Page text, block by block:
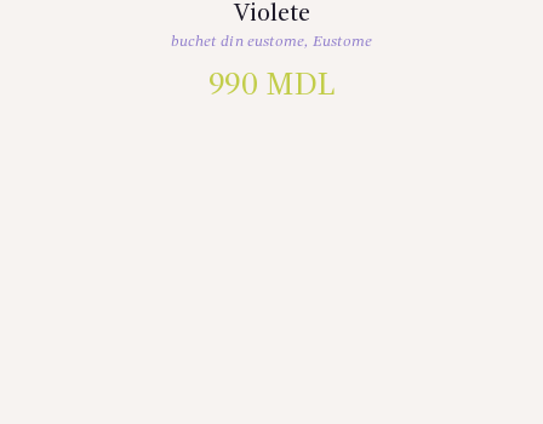
Violete
buchet din eustome, Eustome
990 MDL